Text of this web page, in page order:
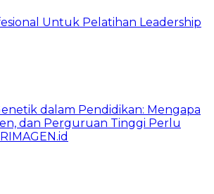
Untuk Pelatihan Leadership
dalam Pendidikan: Mengapa
dan Perguruan Tinggi Perlu